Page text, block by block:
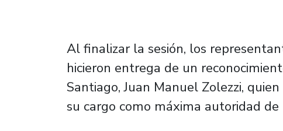
Al finalizar la sesión, los
hicieron entrega de un
Santiago, Juan Manuel Zolezzi,
su cargo como máxima autoridad